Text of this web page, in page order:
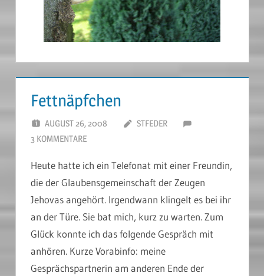
Fettnäpfchen
AUGUST 26, 2008
STFEDER
3 KOMMENTARE
Heute hatte ich ein Telefonat mit einer Freundin,
die der Glaubensgemeinschaft der Zeugen
Jehovas angehört. Irgendwann klingelt es bei ihr
an der Türe. Sie bat mich, kurz zu warten. Zum
Glück konnte ich das folgende Gespräch mit
anhören. Kurze Vorabinfo: meine
Gesprächspartnerin am anderen Ende der